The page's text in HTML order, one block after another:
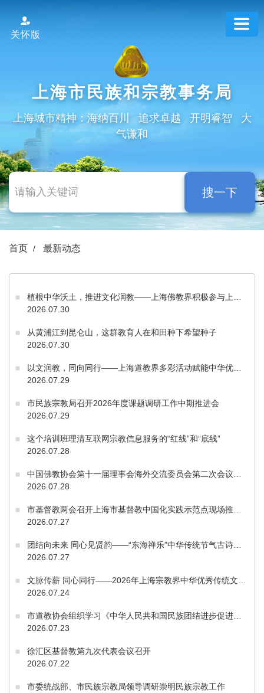
到
主
要
内
容
区
域
关怀版
上海市民族和宗教事务局
上海城市精神：海纳百川 追求卓越 开明睿智 大
气谦和
搜一下
首页 最新动态
植根中华沃土，推进文化润教——上海佛教界积极参与上海宗教界中华优秀传统文化周
2026.07.30
从黄浦江到昆仑山，这群教育人在和田种下希望种子
2026.07.30
以文润教，同向同行——上海道教界多彩活动赋能中华优秀传统文化传承
2026.07.29
市民族宗教局召开2026年度课题调研工作中期推进会
2026.07.29
这个培训班理清互联网宗教信息服务的“红线”和“底线”
2026.07.28
中国佛教协会第十一届理事会海外交流委员会第二次会议在上海举行
2026.07.28
市基督教两会召开上海市基督教中国化实践示范点现场推进会
2026.07.27
团结向未来 同心见贤韵——“东海禅乐”中华传统节气古诗词吟唱会成功举办 2026奉贤统战文化周闭幕
2026.07.27
文脉传薪 同心同行——2026年上海宗教界中华优秀传统文化周闭幕
2026.07.24
市道教协会组织学习《中华人民共和国民族团结进步促进法》
2026.07.23
徐汇区基督教第九次代表会议召开
2026.07.22
市委统战部、市民族宗教局领导调研崇明民族宗教工作